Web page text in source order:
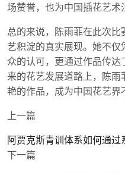
场赞誉，也为中国插花艺术
总的来说，陈雨菲在此次
艺积淀的真实展现。她不
众的认可，更通过作品传
来的花艺发展道路上，陈
艳的作品，成为中国花艺界
上一篇
阿贾克斯青训体系如何通
下一篇